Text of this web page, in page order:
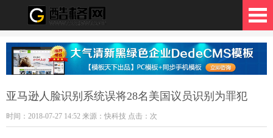
格网
亚马逊人脸识别系统误将28名美国议员识别为罪犯
时间：2018-07-27 14:52 来源：快科技 点击： 次